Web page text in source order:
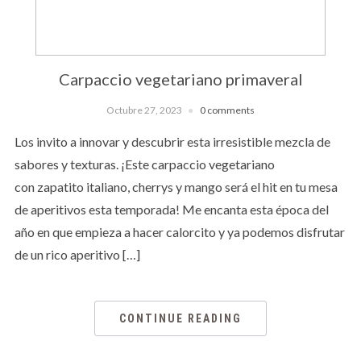
Carpaccio vegetariano primaveral
Octubre 27, 2023 0 comments
Los invito a innovar y descubrir esta irresistible mezcla de
sabores y texturas. ¡Este carpaccio vegetariano
con zapatito italiano, cherrys y mango será el hit en tu mesa
de aperitivos esta temporada! Me encanta esta época del
año en que empieza a hacer calorcito y ya podemos disfrutar
de un rico aperitivo […]
CONTINUE READING